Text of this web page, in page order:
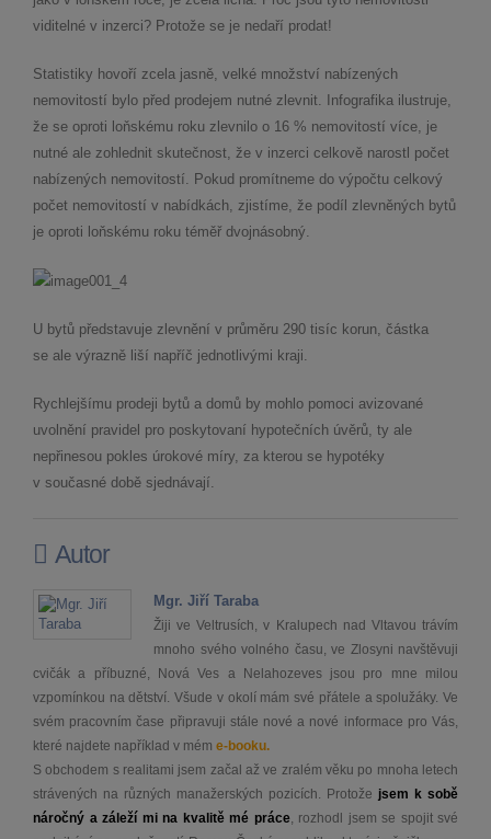
viditelné v inzerci? Protože se je nedaří prodat!
Statistiky hovoří zcela jasně, velké množství nabízených
nemovitostí bylo před prodejem nutné zlevnit. Infografika ilustruje,
že se oproti loňskému roku zlevnilo o 16 % nemovitostí více, je
nutné ale zohlednit skutečnost, že v inzerci celkově narostl počet
nabízených nemovitostí. Pokud promítneme do výpočtu celkový
počet nemovitostí v nabídkách, zjistíme, že podíl zlevněných bytů
je oproti loňskému roku téměř dvojnásobný.
U bytů představuje zlevnění v průměru 290 tisíc korun, částka
se ale výrazně liší napříč jednotlivými kraji.
Rychlejšímu prodeji bytů a domů by mohlo pomoci avizované
uvolnění pravidel pro poskytovaní hypotečních úvěrů, ty ale
nepřinesou pokles úrokové míry, za kterou se hypotéky
v současné době sjednávají.
Autor
Mgr. Jiří Taraba
Žiji ve Veltrusích, v Kralupech nad Vltavou trávím
mnoho svého volného času, ve Zlosyni navštěvuji
cvičák a příbuzné, Nová Ves a Nelahozeves jsou pro mne milou
vzpomínkou na dětství. Všude v okolí mám své přátele a spolužáky. Ve
svém pracovním čase připravuji stále nové a nové informace pro Vás,
které najdete například v mém e-booku.
S obchodem s realitami jsem začal až ve zralém věku po mnoha letech
strávených na různých manažerských pozicích. Protože jsem k sobě
náročný a záleží mi na kvalitě mé práce, rozhodl jsem se spojit své